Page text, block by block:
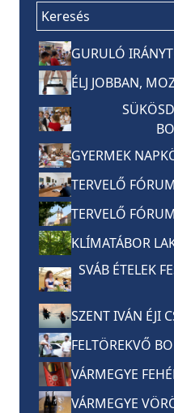
Keresés
GURULÓ
ÉLJ JOBBAN,
GYERMEK
TERVELŐ
TERVELŐ
KLÍMATÁBOR
SVÁB ÉTELEK
SZENT IVÁN ÉJI
FELTÖREKVŐ
VÁRMEGYE
VÁRMEGYE